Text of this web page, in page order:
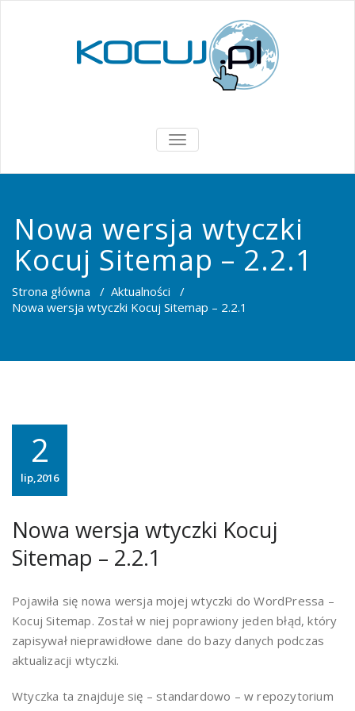
PRZEŁĄCZ
NAWIGACJĘ
Nowa wersja wtyczki
Kocuj Sitemap – 2.2.1
Strona główna / Aktualności /
Nowa wersja wtyczki Kocuj Sitemap – 2.2.1
2
lip,2016
Nowa wersja wtyczki Kocuj
Sitemap – 2.2.1
Pojawiła się nowa wersja mojej wtyczki do WordPressa –
Kocuj Sitemap. Został w niej poprawiony jeden błąd, który
zapisywał nieprawidłowe dane do bazy danych podczas
aktualizacji wtyczki.
Wtyczka ta znajduje się – standardowo – w repozytorium